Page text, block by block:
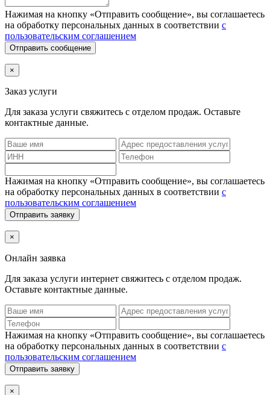
Нажимая на кнопку «Отправить сообщение», вы соглашаетесь
на обработку персональных данных в соответствии с
пользовательским соглашением
Отправить сообщение
×
Заказ услуги
Для заказа услуги свяжитесь с отделом продаж. Оставьте
контактные данные.
Нажимая на кнопку «Отправить сообщение», вы соглашаетесь
на обработку персональных данных в соответствии с
пользовательским соглашением
Отправить заявку
×
Онлайн заявка
Для заказа услуги интернет свяжитесь с отделом продаж.
Оставьте контактные данные.
Нажимая на кнопку «Отправить сообщение», вы соглашаетесь
на обработку персональных данных в соответствии с
пользовательским соглашением
Отправить заявку
×